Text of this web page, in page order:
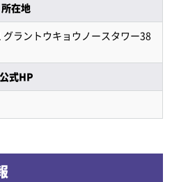
所在地
ラントウキョウノースタワー38
公式HP